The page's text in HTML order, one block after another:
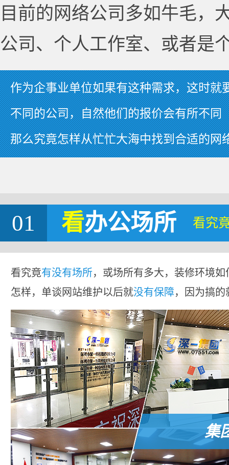
目前的网络公司多如牛毛，
公司、个人工作室、或者是
作为企事业单位如果有这种需求，这时就
不同的公司，自然他们的报价会有所不同
那么究竟怎样从忙忙大海中找到合适的网
01 看办公场所 看究
看究竟有没有场所，或场所有多大，装修环境
怎样，单谈网站维护以后就没有保障，因为搞
集